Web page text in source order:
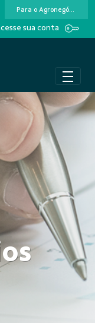
Para o Agronegócio
sua conta